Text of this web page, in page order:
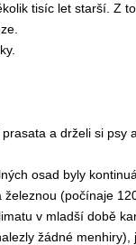
tisíc let starší. Z
a drželi si psy
osad byly
(počínaje
v mladší době
žádné menhiry),